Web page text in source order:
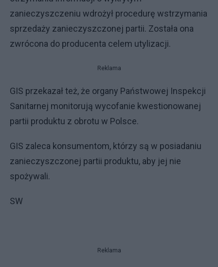
zanieczyszczeniu wdrożył procedurę wstrzymania
sprzedaży zanieczyszczonej partii. Została ona
zwrócona do producenta celem utylizacji.
Reklama
GIS przekazał też, że organy Państwowej Inspekcji
Sanitarnej monitorują wycofanie kwestionowanej
partii produktu z obrotu w Polsce.
GIS zaleca konsumentom, którzy są w posiadaniu
zanieczyszczonej partii produktu, aby jej nie
spożywali.
SW
Reklama